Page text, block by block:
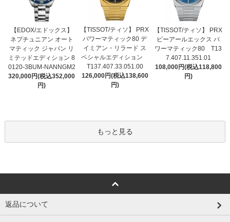
【EDOX/エドックス】
ネプチュニアン オート
マティック ジャパン リ
ミテッドエディション 8
0120-3BUM-NANNGM2
320,000円(税込352,000
円)
【TISSOT/ティソ】 PRX
パワーマティック80 デ
イミアン・リラード ス
ペシャルエディション
T137.407.33.051.00
126,000円(税込138,600
円)
【TISSOT/ティソ】 PRX
ピーアールエックス パ
ワーマティック80 T13
7.407.11.351.01
108,000円(税込118,800
円)
もっと見る
返品について